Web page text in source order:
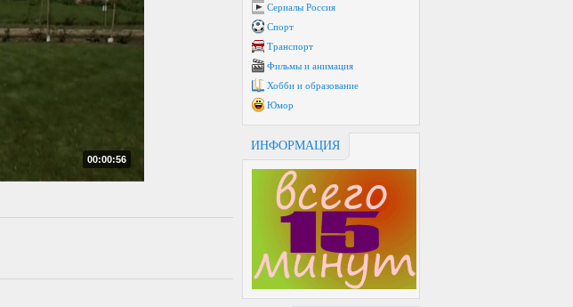
Сериалы Россия
Спорт
Транспорт
Фильмы и анимация
Хобби и образование
Юмор
ИНФОРМАЦИЯ
00:00:56